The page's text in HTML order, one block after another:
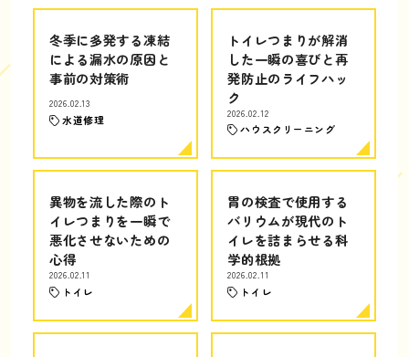
冬季に多発する凍結
による漏水の原因と
事前の対策術
2026.02.13
水道修理
トイレつまりが解消
した一瞬の喜びと再
発防止のライフハッ
ク
2026.02.12
ハウスクリーニング
異物を流した際のト
イレつまりを一瞬で
悪化させないための
心得
2026.02.11
トイレ
胃の検査で使用する
バリウムが現代のト
イレを詰まらせる科
学的根拠
2026.02.11
トイレ